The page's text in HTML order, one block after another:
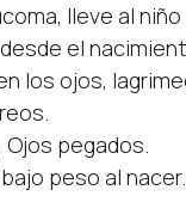
lleve al
el
los ojos,
pegados.
peso al nacer.